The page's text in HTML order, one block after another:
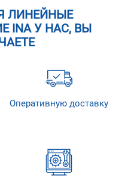
ЛИНЕЙНЫЕ
INA У НАС, ВЫ
Оперативную доставку